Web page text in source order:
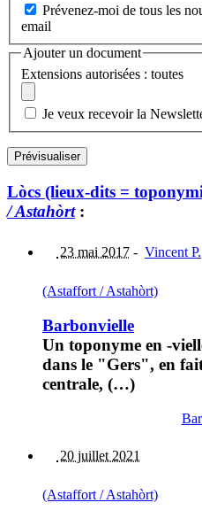
Prévenez-moi de tous les
email
Ajouter un document
Extensions autorisées : toutes
Je veux recevoir la
Lòcs (lieux-dits =
/ Astahòrt:
23 mai 2017 - Vincent P.
(Astaffort / Astahòrt)
Barbonvielle
Un toponyme en -
dans le "Gers", en
centrale, (…)
20 juillet 2021
(Astaffort / Astahòrt)